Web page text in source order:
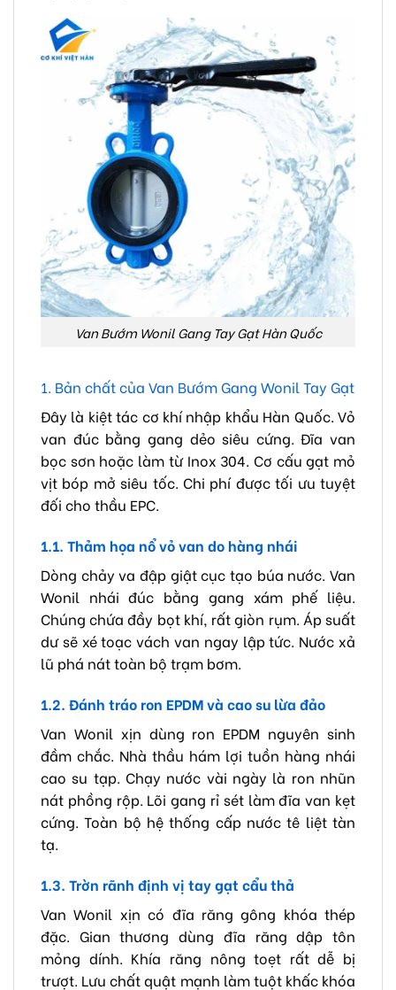
Van Bướm Wonil Gang Tay Gạt Hàn Quốc
1. Bản chất của Van Bướm Gang Wonil Tay Gạt
Đây là kiệt tác cơ khí nhập khẩu Hàn Quốc. Vỏ
van đúc bằng gang dẻo siêu cứng. Đĩa van
bọc sơn hoặc làm từ Inox 304. Cơ cấu gạt mỏ
vịt bóp mở siêu tốc. Chi phí được tối ưu tuyệt
đối cho thầu EPC.
1.1. Thảm họa nổ vỏ van do hàng nhái
Dòng chảy va đập giật cục tạo búa nước. Van
Wonil nhái đúc bằng gang xám phế liệu.
Chúng chứa đầy bọt khí, rất giòn rụm. Áp suất
dư sẽ xé toạc vách van ngay lập tức. Nước xả
lũ phá nát toàn bộ trạm bơm.
1.2. Đánh tráo ron EPDM và cao su lừa đảo
Van Wonil xịn dùng ron EPDM nguyên sinh
đầm chắc. Nhà thầu hám lợi tuồn hàng nhái
cao su tạp. Chạy nước vài ngày là ron nhũn
nát phồng rộp. Lõi gang rỉ sét làm đĩa van kẹt
cứng. Toàn bộ hệ thống cấp nước tê liệt tàn
tạ.
1.3. Trờn rãnh định vị tay gạt cẩu thả
Van Wonil xịn có đĩa răng gông khóa thép
đặc. Gian thương dùng đĩa răng dập tôn
mỏng dính. Khía răng nông toẹt rất dễ bị
trượt. Lưu chất quật mạnh làm tuột khấc khóa